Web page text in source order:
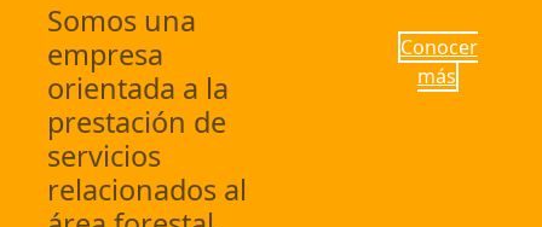
Somos una
empresa
orientada a la
prestación de
servicios
relacionados al
Conocer
más